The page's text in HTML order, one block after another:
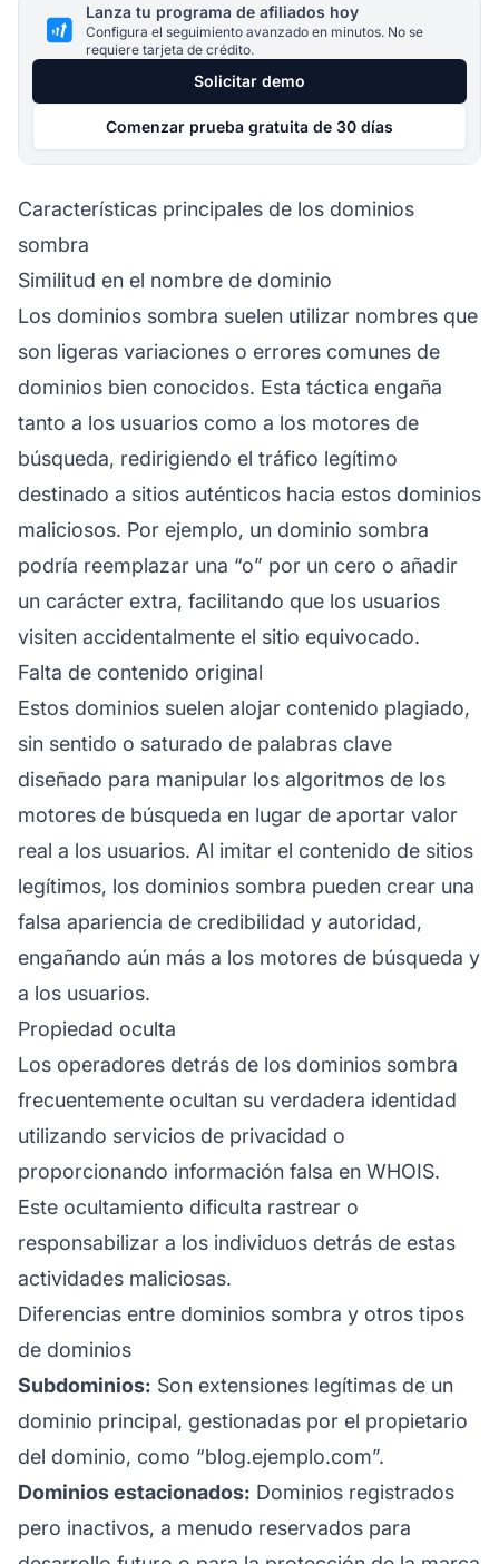
Lanza tu programa de afiliados hoy
Configura el seguimiento avanzado en minutos. No se
requiere tarjeta de crédito.
Solicitar demo
Comenzar prueba gratuita de 30 días
Características principales de los dominios
sombra
Similitud en el nombre de dominio
Los dominios sombra suelen utilizar nombres que
son ligeras variaciones o errores comunes de
dominios bien conocidos. Esta táctica engaña
tanto a los usuarios como a los motores de
búsqueda, redirigiendo el tráfico legítimo
destinado a sitios auténticos hacia estos dominios
maliciosos. Por ejemplo, un dominio sombra
podría reemplazar una “o” por un cero o añadir
un carácter extra, facilitando que los usuarios
visiten accidentalmente el sitio equivocado.
Falta de contenido original
Estos dominios suelen alojar contenido plagiado,
sin sentido o saturado de palabras clave
diseñado para manipular los algoritmos de los
motores de búsqueda en lugar de aportar valor
real a los usuarios. Al imitar el contenido de sitios
legítimos, los dominios sombra pueden crear una
falsa apariencia de credibilidad y autoridad,
engañando aún más a los motores de búsqueda y
a los usuarios.
Propiedad oculta
Los operadores detrás de los dominios sombra
frecuentemente ocultan su verdadera identidad
utilizando servicios de privacidad o
proporcionando información falsa en WHOIS.
Este ocultamiento dificulta rastrear o
responsabilizar a los individuos detrás de estas
actividades maliciosas.
Diferencias entre dominios sombra y otros tipos
de dominios
Subdominios: Son extensiones legítimas de un
dominio principal, gestionadas por el propietario
del dominio, como “blog.ejemplo.com”.
Dominios estacionados: Dominios registrados
pero inactivos, a menudo reservados para